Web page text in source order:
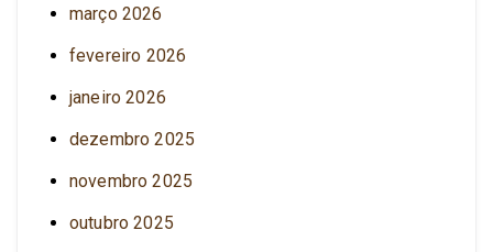
março 2026
fevereiro 2026
janeiro 2026
dezembro 2025
novembro 2025
outubro 2025